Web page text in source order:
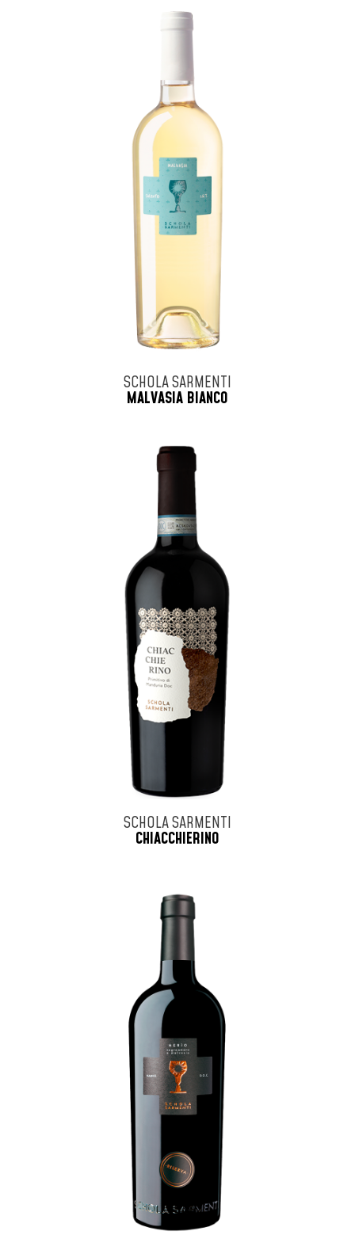
SCHOLA SARMENTI
MALVASIA BIANCO
SCHOLA SARMENTI
CHIACCHIERINO